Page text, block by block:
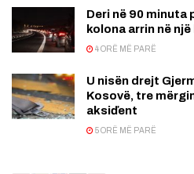
Deri në 90 minuta
kolona arrin në
4 ORË MË PARË
U nisën drejt
Kosovë, tre
aksiďent
5 ORË MË PARË